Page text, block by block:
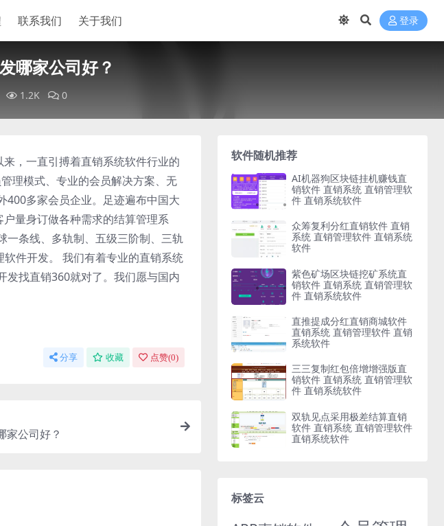
联系我们 关于我们 登录
哪家公司好？
1.2K 0
，一直引搏着直销系统软件行业的
理模式、专业的会员解决方案、无
400多家会员企业。足迹遍布中国大
量身订做各种需求的结算管理系
一条线、多轨制、五级三阶制、三轨
件开发。 我们有着专业的直销系统
发找直销360就对了。我们愿与国内
分享 收藏 点赞(0)
家公司好？
软件随机推荐
AI机器狗区块链挂机赚钱直
销软件 直销系统 直销管理软
件 直销系统软件
众筹复利分红直销软件 直销
系统 直销管理软件 直销系统
软件
紫色矿场区块链挖矿系统直
销软件 直销系统 直销管理软
件 直销系统软件
直推提成分红直销商城软件
直销系统 直销管理软件 直销
系统软件
三三复制红包倍增增强版直
销软件 直销系统 直销管理软
件 直销系统软件
双轨见点采用极差结算直销
软件 直销系统 直销管理软件
直销系统软件
标签云